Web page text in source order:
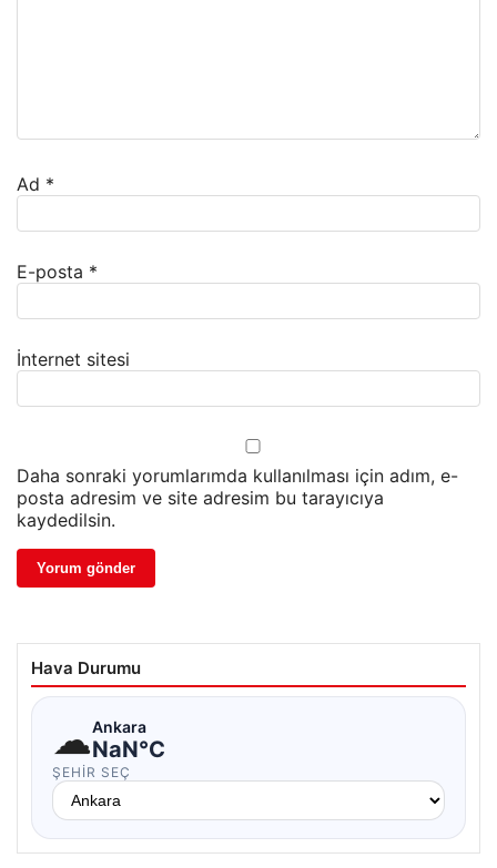
Ad *
E-posta *
İnternet sitesi
Daha sonraki yorumlarımda kullanılması için adım, e-
posta adresim ve site adresim bu tarayıcıya
kaydedilsin.
Hava Durumu
☁Ankara
NaN°C
ŞEHIR SEÇ